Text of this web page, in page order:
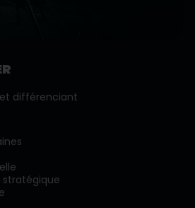
différenciant
stratégique